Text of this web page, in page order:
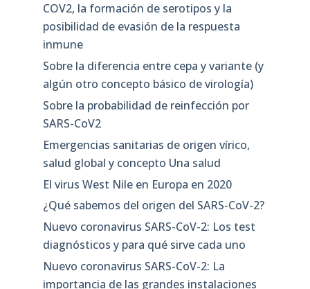
COV2, la formación de serotipos y la
posibilidad de evasión de la respuesta
inmune
Sobre la diferencia entre cepa y variante (y
algún otro concepto básico de virología)
Sobre la probabilidad de reinfección por
SARS-CoV2
Emergencias sanitarias de origen vírico,
salud global y concepto Una salud
El virus West Nile en Europa en 2020
¿Qué sabemos del origen del SARS-CoV-2?
Nuevo coronavirus SARS-CoV-2: Los test
diagnósticos y para qué sirve cada uno
Nuevo coronavirus SARS-CoV-2: La
importancia de las grandes instalaciones